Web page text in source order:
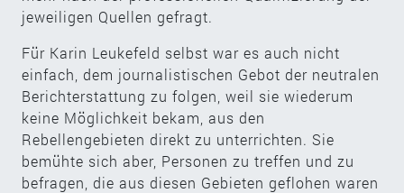
jeweiligen Quellen gefragt.
Für Karin Leukefeld selbst war es auch nicht
einfach, dem journalistischen Gebot der neutralen
Berichterstattung zu folgen, weil sie wiederum
keine Möglichkeit bekam, aus den
Rebellengebieten direkt zu unterrichten. Sie
bemühte sich aber, Personen zu treffen und zu
befragen, die aus diesen Gebieten geflohen waren